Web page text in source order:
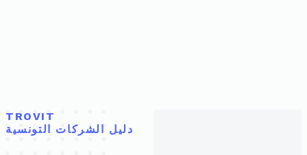
TROVIT
دليل الشركات التونسية